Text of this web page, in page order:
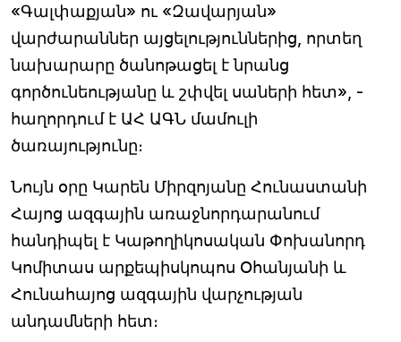
«Գալփաքյան» ու «Զավարյան»
վարժարաններ այցելություններից, որտեղ
նախարարը ծանոթացել է նրանց
գործունեությանը և շփվել սաների հետ», -
հաղորդում է ԱՀ ԱԳՆ մամուլի
ծառայությունը։
Նույն օրը Կարեն Միրզոյանը Հունաստանի
Հայոց ազգային առաջնորդարանում
հանդիպել է Կաթողիկոսական Փոխանորդ
Կոմիտաս արքեպիսկոպոս Օհանյանի և
Հունահայոց ազգային վարչության
անդամների հետ։